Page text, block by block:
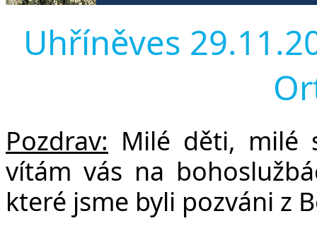
Uhříněves
Pozdrav: Milé děti, milé
vítám vás na
které jsme byli pozváni z